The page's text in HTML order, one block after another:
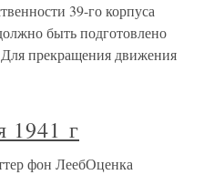
39-го корпуса
быть подготовлено
прекращения движения
1941 г
фон ЛеебОценка